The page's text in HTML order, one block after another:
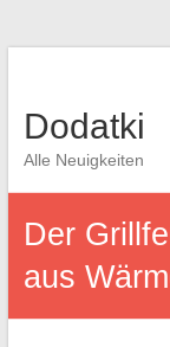
Dodatki
Alle Neuigkeiten
Der
aus